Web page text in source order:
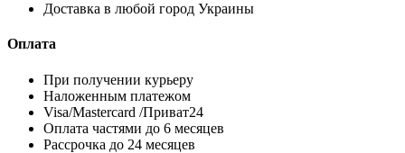
Доставка в любой город Украины
Оплата
При получении курьеру
Наложенным платежом
Visa/Mastercard /Приват24
Оплата частями до 6 месяцев
Рассрочка до 24 месяцев